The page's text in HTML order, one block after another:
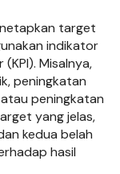
target
indikator
Misalnya,
peningkatan
peningkatan
yang jelas,
kedua belah
hasil